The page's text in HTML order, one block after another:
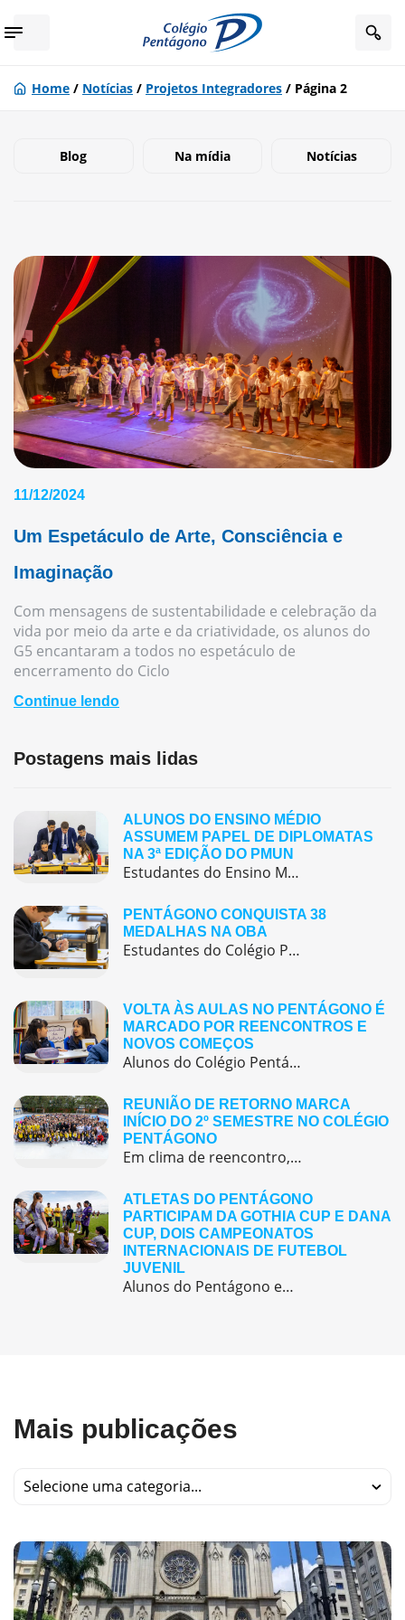
Home / Notícias / Projetos Integradores / Página 2
Blog Na mídia Notícias
11/12/2024
Um Espetáculo de Arte, Consciência e
Imaginação
Com mensagens de sustentabilidade e celebração da
vida por meio da arte e da criatividade, os alunos do
G5 encantaram a todos no espetáculo de
encerramento do Ciclo
Continue lendo
Postagens mais lidas
ALUNOS DO ENSINO MÉDIO
ASSUMEM PAPEL DE DIPLOMATAS
NA 3ª EDIÇÃO DO PMUN
Estudantes do Ensino Médio do Colégio Pentágono protagonizaram uma simulação da ONU, defendendo posições de países em comitês temáticos e vivenciando, na prática, negociações diplomáticas multilíngues.
PENTÁGONO CONQUISTA 38
MEDALHAS NA OBA
Estudantes do Colégio Pentágono conquistam excelente resultado na Olimpíada Brasileira de Astronomia e Astronáutica (OBA) 2025, somando 38 medalhas.
VOLTA ÀS AULAS NO PENTÁGONO É
MARCADO POR REENCONTROS E
NOVOS COMEÇOS
Alunos do Colégio Pentágono retornaram às aulas trazendo o entusiasmo dos reencontros e o desejo de seguir aprendendo com significado.
REUNIÃO DE RETORNO MARCA
INÍCIO DO 2º SEMESTRE NO COLÉGIO
PENTÁGONO
Em clima de reencontro, a equipe pedagógica participou da abertura do semestre letivo com treinamentos e simulação de emergência
ATLETAS DO PENTÁGONO
PARTICIPAM DA GOTHIA CUP E DANA
CUP, DOIS CAMPEONATOS
INTERNACIONAIS DE FUTEBOL
JUVENIL
Alunos do Pentágono embarcaram para a Europa, onde participaram de duas das maiores competições internacionais de futebol juvenil
Mais publicações